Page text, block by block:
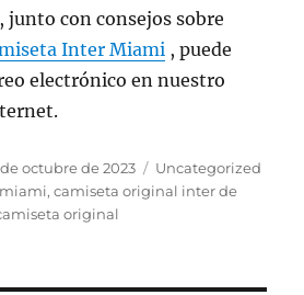
junto con consejos sobre
Inter Miami , puede
electrónico en nuestro
de octubre de 2023 Categorías
Uncategorized
,camiseta original inter de
original